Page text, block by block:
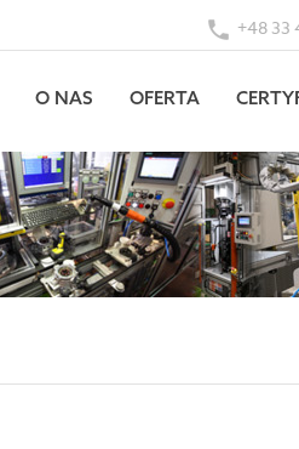
+48 33
O NAS OFERTA